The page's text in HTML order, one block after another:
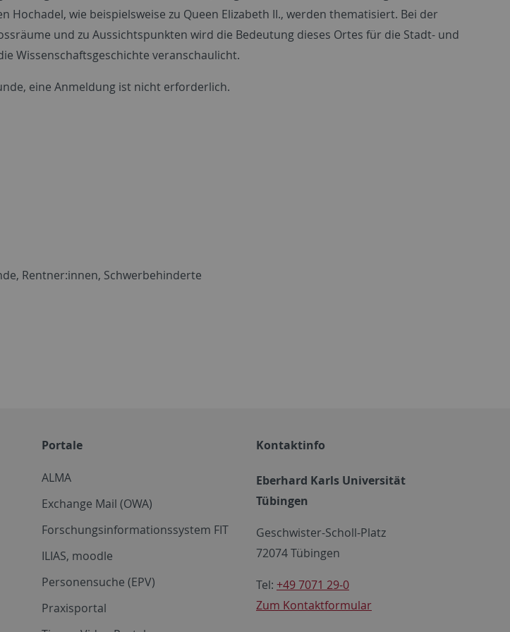
Hochadel, wie beispielsweise zu Queen Elizabeth II., werden thematisiert. Bei der
und zu Aussichtspunkten wird die Bedeutung dieses Ortes für die Stadt- und
Wissenschaftsgeschichte veranschaulicht.
eine Anmeldung ist nicht erforderlich.
Rentner:innen, Schwerbehinderte
Portale
ALMA
Exchange Mail (OWA)
Forschungsinformationssystem FIT
ILIAS, moodle
Personensuche (EPV)
Praxisportal
Kontaktinfo
Eberhard Karls Universität
Tübingen
Geschwister-Scholl-Platz
72074 Tübingen
Tel: +49 7071 29-0
Zum Kontaktformular